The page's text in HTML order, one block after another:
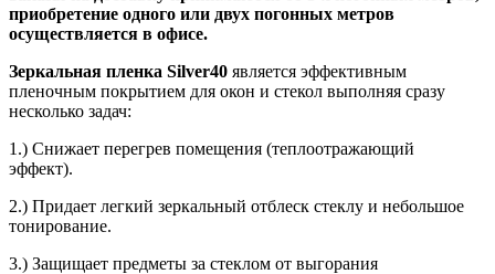
приобретение одного или двух погонных метров
осуществляется в офисе.
Зеркальная пленка Silver40 является эффективным
пленочным покрытием для окон и стекол выполняя сразу
несколько задач:
1.) Cнижает перегрев помещения (теплоотражающий
эффект).
2.) Придает легкий зеркальный отблеск стеклу и небольшое
тонирование.
3.) Защищает предметы за стеклом от выгорания